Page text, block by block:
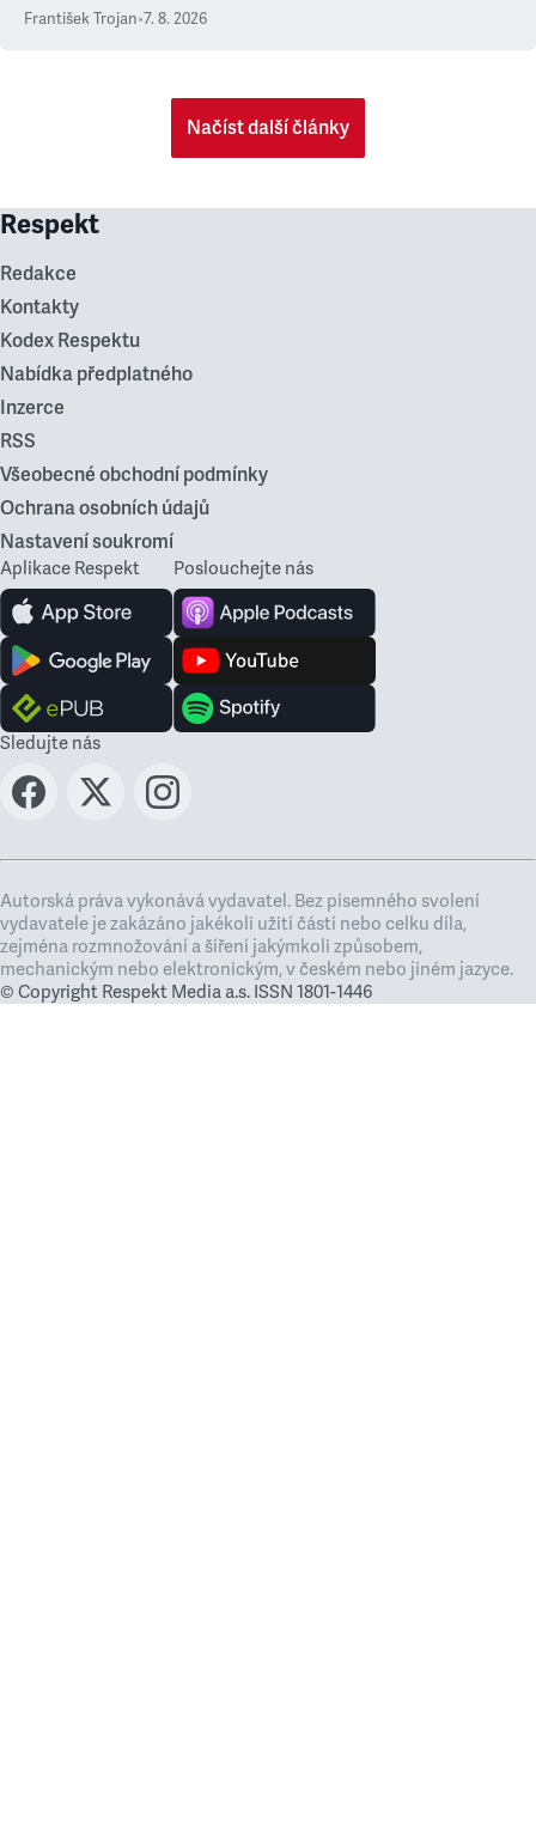
František Trojan•7. 8. 2026
Načíst další články
Respekt
Redakce
Kontakty
Kodex Respektu
Nabídka předplatného
Inzerce
RSS
Všeobecné obchodní podmínky
Ochrana osobních údajů
Nastavení soukromí
Aplikace Respekt Poslouchejte nás
Sledujte nás
Autorská práva vykonává vydavatel. Bez písemného svolení
vydavatele je zakázáno jakékoli užití částí nebo celku díla,
zejména rozmnožování a šíření jakýmkoli způsobem,
mechanickým nebo elektronickým, v českém nebo jiném jazyce.
© Copyright Respekt Media a.s. ISSN 1801-1446